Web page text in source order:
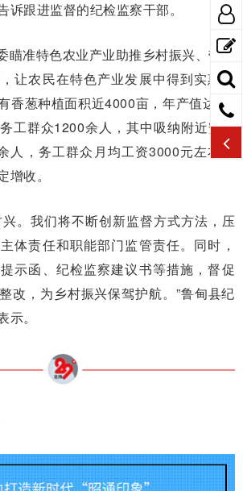
诉跟进监督的纪检监察干部。
瞄准特色农业产业助推乡村振兴、带动
让农民在特色产业发展中得到实惠。
香葱种植面积近4000亩，年产值达1.5
工群众1200余人，其中吸纳附近安置
人，务工群众月均工资3000元左右，
收。
。我们将不断创新监督方式方法，压
体责任和职能部门监管责任。同时，
示函、纪检监察建议书等措施，督促
改，为乡村振兴保驾护航。”鲁甸县纪
。